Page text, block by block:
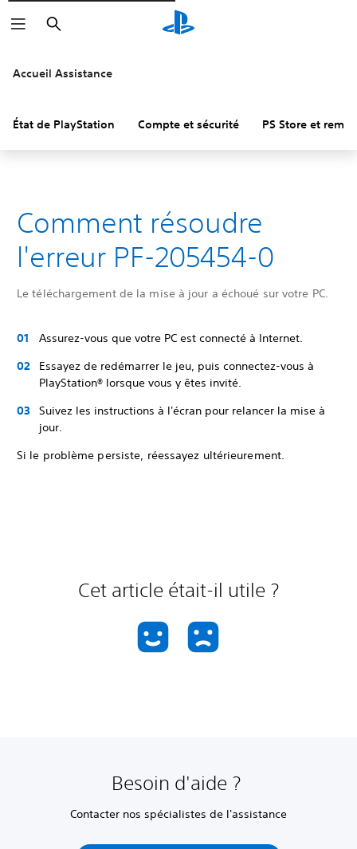
Rechercher
Accueil Assistance
État de PlayStation Compte et sécurité PS Store et
Comment résoudre
l'erreur PF-205454-0
Le téléchargement de la mise à jour a échoué sur votre PC.
Assurez-vous que votre PC est connecté à Internet.
Essayez de redémarrer le jeu, puis connectez-vous à
PlayStation® lorsque vous y êtes invité.
Suivez les instructions à l'écran pour relancer la mise à
jour.
Si le problème persiste, réessayez ultérieurement.
Cet article était-il utile ?
Besoin d'aide ?
Contacter nos spécialistes de l'assistance